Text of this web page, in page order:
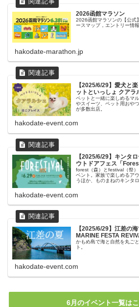
2026函館マラソン
2026函館マラソンの【公式
ースマップ，エントリー情
hakodate-marathon.jp
【2025/6/29】愛犬と
ットといっしょ クアラ
ペットと一緒に楽しめるマ
やスイーツ、ペット用おや
が多数出店。
hakodate-event.com
【2025/6/29】キンタ
ウトドアフェス「
forest（森）とfestival（祭
ベント。家族で楽しめるア
うほか、ものまねのキンタ
hakodate-event.com
【2025/6/29】江差の
MARINE FESTA
かもめ島で海と自然を丸ご
ト。
hakodate-event.com
6月のイベント一覧は